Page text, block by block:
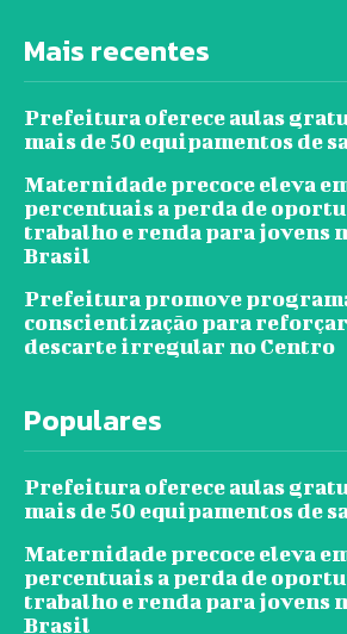
Mais recentes
Prefeitura oferece aulas
mais de 50 equipamentos de
Maternidade precoce eleva
percentuais a perda de
trabalho e renda para jovens
Brasil
Prefeitura promove
conscientização para reforçar
descarte irregular no Centro
Populares
Prefeitura oferece aulas
mais de 50 equipamentos de
Maternidade precoce eleva
percentuais a perda de
trabalho e renda para jovens
Brasil